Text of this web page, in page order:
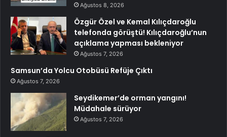
Ağustos 8, 2026
Özgür Özel ve Kemal Kılıçdaroğlu
telefonda görüştü! Kılıçdaroğlu’nun
açıklama yapması bekleniyor
Ağustos 7, 2026
Samsun’da Yolcu Otobüsü Refüje Çıktı
Ağustos 7, 2026
Seydikemer’de orman yangını!
Müdahale sürüyor
Ağustos 7, 2026